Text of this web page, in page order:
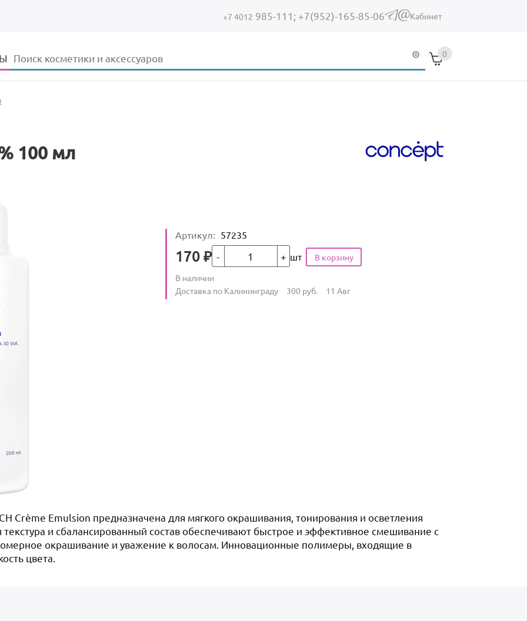
+7 4012 985-111; +7(952)-165-85-06 (link sends e-mail)
Кабинет
Форма поиска
Поиск 0
100 мл
Артикул: 57235
Цена
170 ₽Кол-во шт
Количество
В наличии
Условия доставки
Доставка по Калининграду 300 руб. 11 Авг
Crème Emulsion предназначена для мягкого окрашивания, тонирования и осветления
и сбалансированный состав обеспечивают быстрое и эффективное смешивание с
окрашивание и уважение к волосам. Инновационные полимеры, входящие в
цвета.